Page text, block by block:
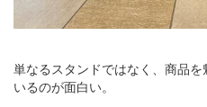
単なるスタンドではなく、商品を
いるのが面白い。